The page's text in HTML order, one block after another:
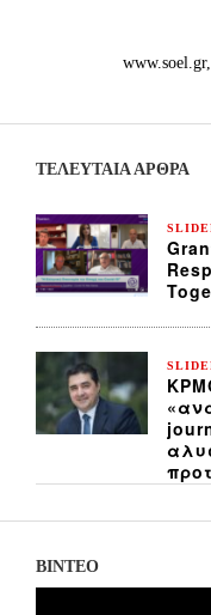
ΤΕΛΕΥΤΑΙΑ ΆΡΘΡΑ
ΒΙΝΤΕΟ